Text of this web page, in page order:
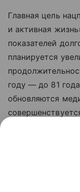
Главная цель
и активная
показателей
планируется
году — до 81
обновляются
по
нацпроекты
Президента РФ